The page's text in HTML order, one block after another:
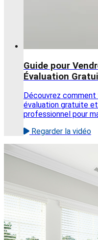
Guide pour
Évaluation
Découvrez
évaluation gratuite
professionnel pour
Regarder la vidéo